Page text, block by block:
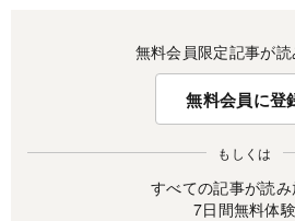
無料会員限定記事が読
無料会員に登
もしくは
すべての記事が読み
7日間無料体験